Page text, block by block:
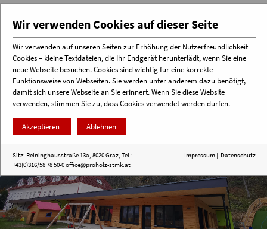
Menü
Wir verwenden Cookies auf dieser Seite
Wir verwenden auf unseren Seiten zur Erhöhung der Nutzerfreundlichkeit
Cookies – kleine Textdateien, die Ihr Endgerät herunterlädt, wenn Sie eine
neue Webseite besuchen. Cookies sind wichtig für eine korrekte
Funktionsweise von Webseiten. Sie werden unter anderem dazu benötigt,
damit sich unsere Webseite an Sie erinnert. Wenn Sie diese Website
verwenden, stimmen Sie zu, dass Cookies verwendet werden dürfen.
Akzeptieren Ablehnen
Sitz: Reininghausstraße 13a, 8020 Graz, Tel.:
+43(0)316/58 78 50-0office@proholz-stmk.at
Impressum| Datenschutz